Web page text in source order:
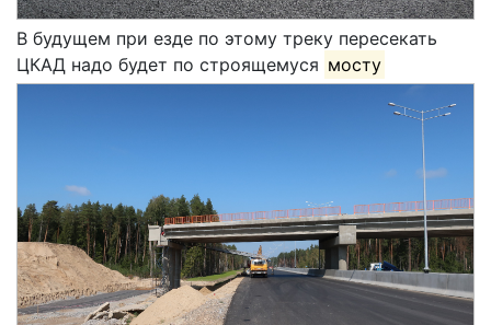
В будущем при езде по этому треку пересекать
ЦКАД надо будет по строящемуся мосту